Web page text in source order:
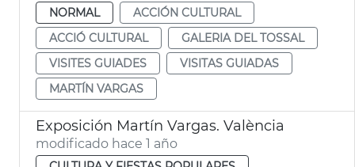
NORMAL
ACCIÓN CULTURAL
ACCIÓ CULTURAL
GALERIA DEL TOSSAL
VISITES GUIADES
VISITAS GUIADAS
MARTÍN VARGAS
Exposición Martín Vargas. València
modificado hace 1 año